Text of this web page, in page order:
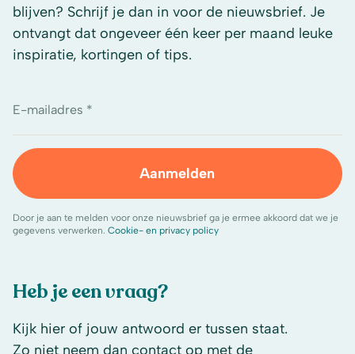
Heb je een vraag?
Kijk hier of jouw antwoord er tussen staat.
Zo niet neem dan contact op met de
blijven? Schrijf je dan in voor de nieuwsbrief. Je
ontvangt dat ongeveer één keer per maand leuke
inspiratie, kortingen of tips.
E-mailadres *
Aanmelden
Door je aan te melden voor onze nieuwsbrief ga je ermee akkoord dat we je
gegevens verwerken. Cookie- en privacy policy